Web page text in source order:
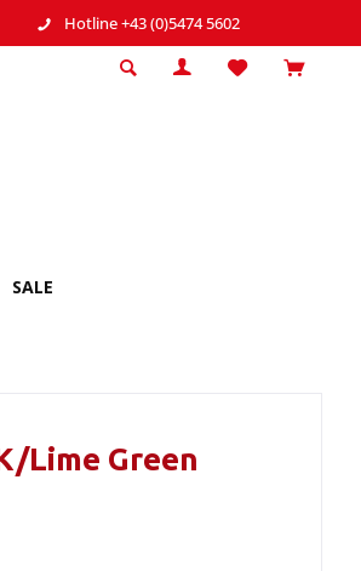
Hotline +43 (0)5474 5602
SALE
Lime Green